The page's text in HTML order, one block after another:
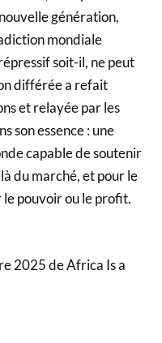
génération,
mondiale
soit-il, ne peut
différée a refait
et relayée par les
son essence : une
capable de soutenir
du marché, et pour le
le pouvoir ou le profit.
2025 de Africa Is a